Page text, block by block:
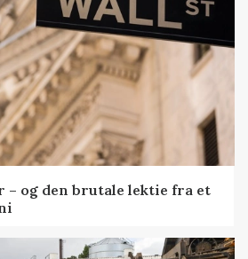
– og den brutale lektie fra et